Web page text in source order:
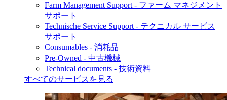
Farm Management Support - ファーム マネジメント
サポート
Technische Service Support - テクニカル サービス
サポート
Consumables - 消耗品
Pre-Owned - 中古機械
Technical documents - 技術資料
すべてのサービスを見る